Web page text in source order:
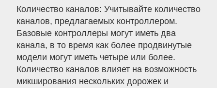
Количество каналов: Учитывайте количество
каналов, предлагаемых контроллером.
Базовые контроллеры могут иметь два
канала, в то время как более продвинутые
модели могут иметь четыре или более.
Количество каналов влияет на возможность
микширования нескольких дорожек и